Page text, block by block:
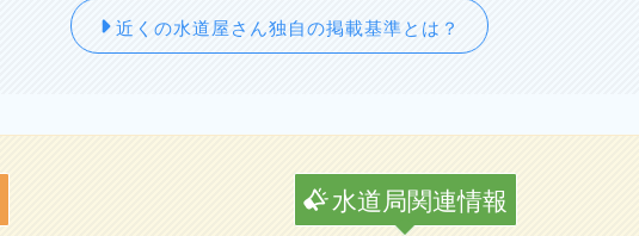
近くの水道屋さん独自の掲載基準とは？
水道局関連情報